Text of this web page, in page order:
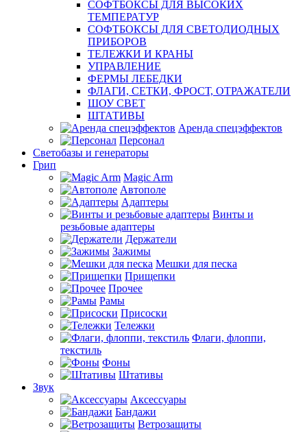
СОФТБОКСЫ ДЛЯ ВЫСОКИХ
ТЕМПЕРАТУР
СОФТБОКСЫ ДЛЯ СВЕТОДИОДНЫХ
ПРИБОРОВ
ТЕЛЕЖКИ И КРАНЫ
УПРАВЛЕНИЕ
ФЕРМЫ ЛЕБЕДКИ
ФЛАГИ, СЕТКИ, ФРОСТ, ОТРАЖАТЕЛИ
ШОУ СВЕТ
ШТАТИВЫ
Аренда спецэффектов
Персонал
Светобазы и генераторы
Грип
Magic Arm
Автополе
Адаптеры
Винты и
резьбовые адаптеры
Держатели
Зажимы
Мешки для песка
Прищепки
Прочее
Рамы
Присоски
Тележки
Флаги, флоппи,
текстиль
Фоны
Штативы
Звук
Аксессуары
Бандажи
Ветрозащиты